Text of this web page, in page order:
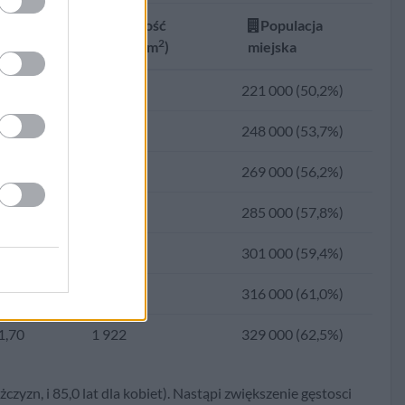
108 338 (33,8%)
2,94
4,30
386
Gęstość
(osób/km2)
Populacja
miejska
221 000 (50,2%)
248 000 (53,7%)
269 000 (56,2%)
1,69 285 000 (57,8%)
301 000 (59,4%)
316 000 (61,0%)
1,70 1 922 329 000 (62,5%)
i 85,0 lat dla kobiet). Nastąpi zwiększenie gęstosci